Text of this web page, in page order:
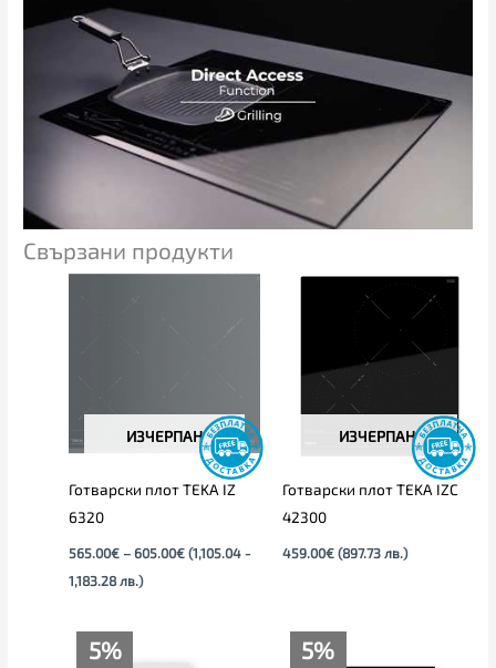
Свързани продукти
ИЗЧЕРПАН
Готварски плот TEKA IZ
6320
565.00€ – 605.00€
Price
through
(1,105.04 -
1,183.28 лв.)
ИЗЧЕРПАН
Готварски плот TEKA IZC
42300
459.00€ (897.73 лв.)
5% 5%